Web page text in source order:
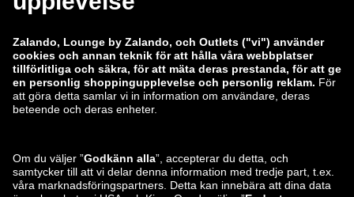
zalando-prive.es
zalando-lounge.lt zalando-lounge.sk
zalando-lounge.ro zalando-lounge.hr
zalando-lounge.si
zalando-lounge.lv zalando-lounge.no